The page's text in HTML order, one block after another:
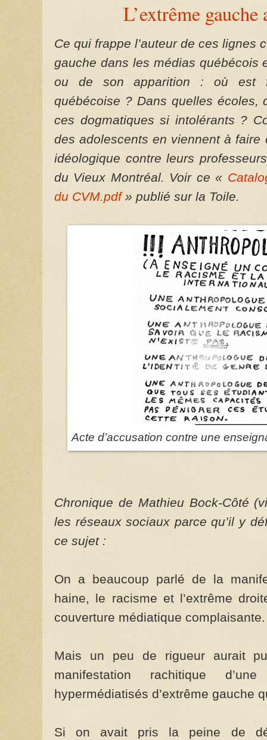
L’extrême
Ce qui frappe l’auteur de ces lignes
gauche dans les médias québécois
ou de son apparition : où est
québécoise ? Dans quelles écoles,
ces dogmatiques si intolérants ?
des adolescents en viennent à faire
idéologique contre leurs
du Vieux Montréal. Voir ce «
du CVM.pdf» publié sur la Toile.
Acte d’accusation contre une
Chronique de Mathieu Bock-Côté
les réseaux sociaux parce qu’il y
ce sujet :
On a beaucoup parlé de la
haine, le racisme et l’extrême
couverture médiatique complaisante.
Mais un peu de rigueur aurait
manifestation rachitique
hypermédiatisés d’extrême gauche
Si on avait pris la peine de